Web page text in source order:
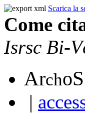
Scarica la
Come
Isrsc Bi-
ArchoS
|